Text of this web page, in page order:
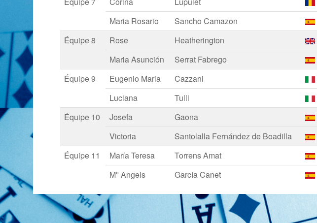
Maria Rosario
Sancho Camazon
Équipe 8
Rose Heatherington
Maria Asunción
Serrat Fabrego
Équipe 9
Eugenio Maria Cazzani
Luciana
Tulli
Équipe 10
Josefa Gaona
Victoria
Santolalla Fernández de Boadilla
Équipe 11
María Teresa Torrens Amat
Mº Angels
García Canet